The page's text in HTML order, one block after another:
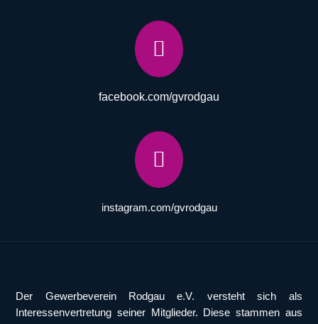

facebook.com/gvrodgau

instagram.com/gvrodgau
Der Gewerbeverein Rodgau e.V. versteht sich als
Interessenvertretung seiner Mitglieder. Diese stammen aus